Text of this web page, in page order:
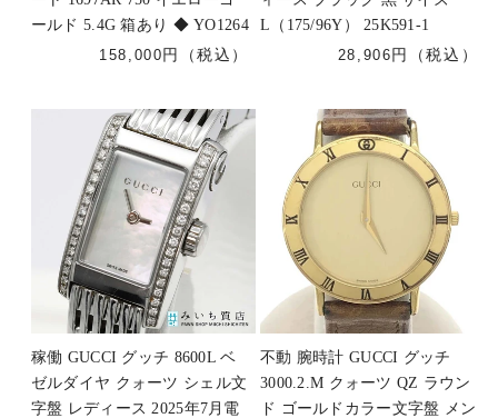
ールド 5.4G 箱あり ◆ YO1264
158,000
L（175/96Y） 25K591-1
28,906
稼働 GUCCI グッチ 8600L ベ
ゼルダイヤ クォーツ シェル文
字盤 レディース 2025年7月電
不動 腕時計 GUCCI グッチ
3000.2.M クォーツ QZ ラウン
ド ゴールドカラー文字盤 メン